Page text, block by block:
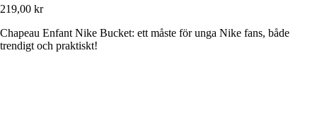
219,00 kr
Chapeau Enfant Nike Bucket: ett måste för unga Nike fans, både
trendigt och praktiskt!